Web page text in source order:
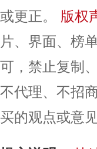
或更正。
版权
片、界面、榜
可，禁止复制
不代理、不招
买的观点或意